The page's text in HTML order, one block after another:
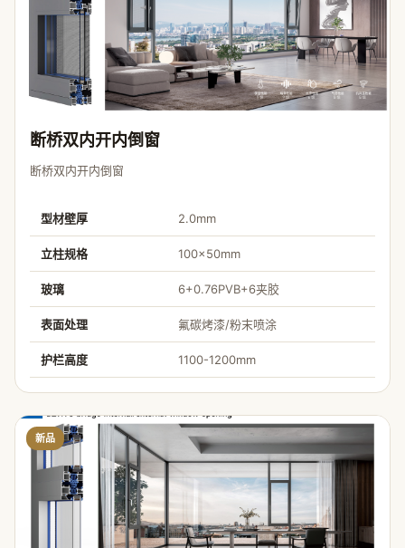
断桥双内开内倒窗
断桥双内开内倒窗
型材壁厚 2.0mm
立柱规格 100×50mm
玻璃 6+0.76PVB+6夹胶
表面处理 氟碳烤漆/粉末喷涂
护栏高度 1100-1200mm
新品